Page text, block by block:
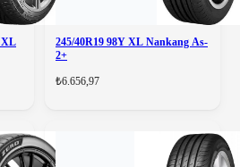
XL
245/40R19 98Y XL Nankang As-
2+
₺6.656,97